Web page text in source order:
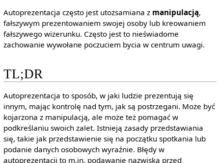
Autoprezentacja często jest utożsamiana z manipulacją,
fałszywym prezentowaniem swojej osoby lub kreowaniem
fałszywego wizerunku. Często jest to nieświadome
zachowanie wywołane poczuciem bycia w centrum uwagi.
TL;DR
Autoprezentacja to sposób, w jaki ludzie prezentują się
innym, mając kontrolę nad tym, jak są postrzegani. Może być
kojarzona z manipulacją, ale może też pomagać w
podkreślaniu swoich zalet. Istnieją zasady przedstawiania
się, takie jak przedstawienie się na początku spotkania lub
podanie danych osobowych wyraźnie. Błędy w
autoprezentacji to m.in. podawanie nazwiska przed